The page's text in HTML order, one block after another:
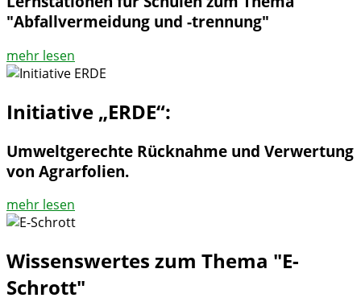
"Abfallvermeidung und -trennung"
mehr lesen
Initiative „ERDE“:
Umweltgerechte Rücknahme und Verwertung
von Agrarfolien.
mehr lesen
Wissenswertes zum Thema "E-
Schrott"